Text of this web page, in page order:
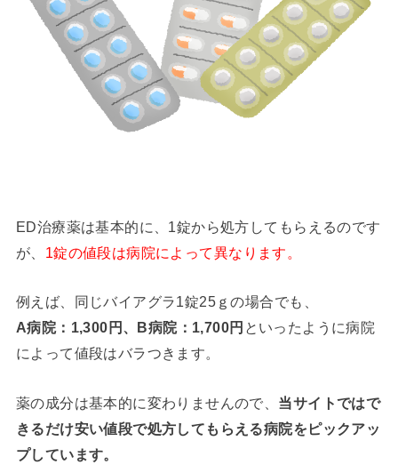
ED治療薬は基本的に、1錠から処方してもらえるのです
が、 1錠の値段は病院によって異なります。
例えば、同じバイアグラ1錠25ｇの場合でも、
A病院：1,300円、B病院：1,700円 といったように病院
によって値段はバラつきます。
薬の成分は基本的に変わりませんので、 当サイトではで
きるだけ安い値段で処方してもらえる病院をピックアッ
プしています。